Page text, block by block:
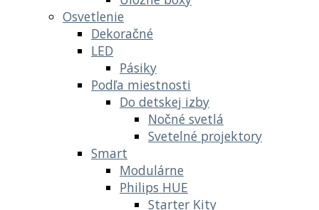
Osvetlenie
Dekoračné
LED
Pásiky
Podľa miestnosti
Do detskej izby
Nočné svetlá
Svetelné projektory
Smart
Modulárne
Philips HUE
Starter Kity